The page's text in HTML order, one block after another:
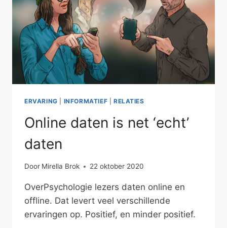
ERVARING INFORMATIEF RELATIES
Online daten is net ‘echt’
daten
Door Mirella Brok 22 oktober 2020
OverPsychologie lezers daten online en
offline. Dat levert veel verschillende
ervaringen op. Positief, en minder positief.